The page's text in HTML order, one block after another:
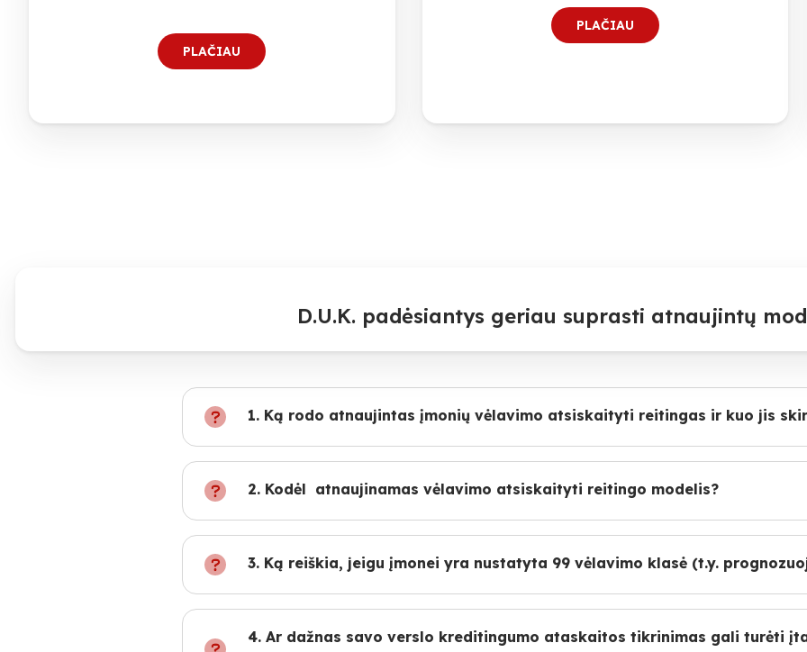
PLAČIAU
PLAČIAU
D.U.K. padėsiantys geriau suprasti atnaujintų
1. Ką rodo atnaujintas įmonių vėlavimo atsiskaityti reitingas ir kuo jis
2. Kodėl atnaujinamas vėlavimo atsiskaityti reitingo modelis?
3. Ką reiškia, jeigu įmonei yra nustatyta 99 vėlavimo klasė (t.y.
4. Ar dažnas savo verslo kreditingumo ataskaitos tikrinimas gali turėti